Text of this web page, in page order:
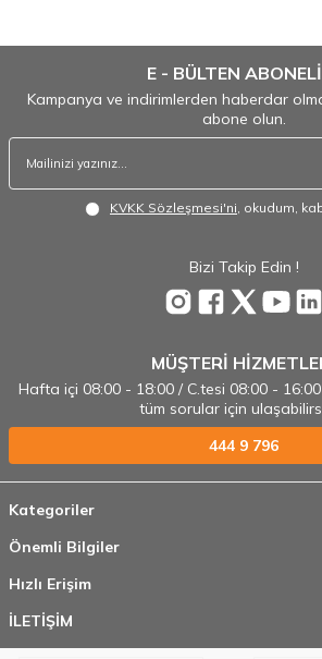
E - BÜLTEN
Kampanya ve indirimlerden haberdar
abone olun.
KVKK Sözleşmesi'ni, okudum,
Bizi Takip Edin !
MÜŞTERİ
Hafta içi 08:00 - 18:00 / C.tesi 08:00 -
tüm sorular için
444 9 796
Kategoriler
Önemli Bilgiler
Hızlı Erişim
İLETİŞİM